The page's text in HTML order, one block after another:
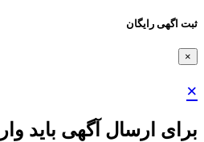
ثبت اگهی رایگان
×
×
برای ارسال آگهی باید